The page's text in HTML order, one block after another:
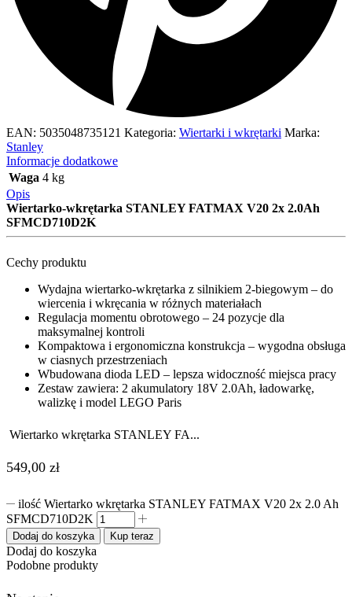
EAN: 5035048735121 Kategoria: Wiertarki i wkrętarki Marka:
Stanley
Informacje dodatkowe
Waga 4 kg
Opis
Wiertarko-wkrętarka STANLEY FATMAX V20 2x 2.0Ah
SFMCD710D2K
Cechy produktu
Wydajna wiertarko-wkrętarka z silnikiem 2-biegowym – do
wiercenia i wkręcania w różnych materiałach
Regulacja momentu obrotowego – 24 pozycje dla
maksymalnej kontroli
Kompaktowa i ergonomiczna konstrukcja – wygodna obsługa
w ciasnych przestrzeniach
Wbudowana dioda LED – lepsza widoczność miejsca pracy
Zestaw zawiera: 2 akumulatory 18V 2.0Ah, ładowarkę,
walizkę i model LEGO Paris
Wiertarko wkrętarka STANLEY FA...
549,00 zł
ilość Wiertarko wkrętarka STANLEY FATMAX V20 2x 2.0 Ah
SFMCD710D2K
Dodaj do koszyka Kup teraz
Dodaj do koszyka
Podobne produkty